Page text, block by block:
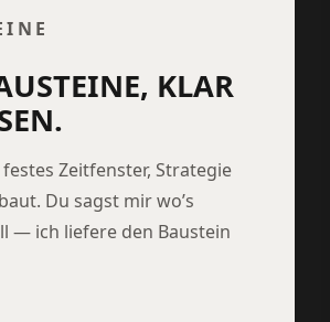
KLAR
festes Zeitfenster, Strategie
Du sagst mir wo’s
— ich liefere den Baustein